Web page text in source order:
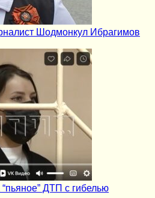
Шодмонкул Ибрагимов
ДТП с гибелью